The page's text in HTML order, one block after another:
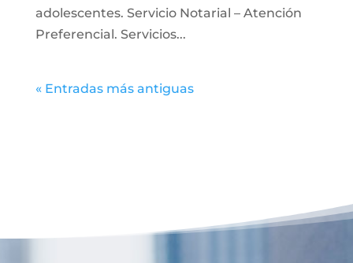
adolescentes. Servicio Notarial – Atención
Preferencial. Servicios...
« Entradas más antiguas